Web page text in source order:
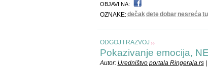
OBJAVI NA:
OZNAKE:dečakdetedobar nesreća
ODGOJ I RAZVOJ
Pokazivanje emocija,
Autor: Uredništvo portala Ringeraja.rs|